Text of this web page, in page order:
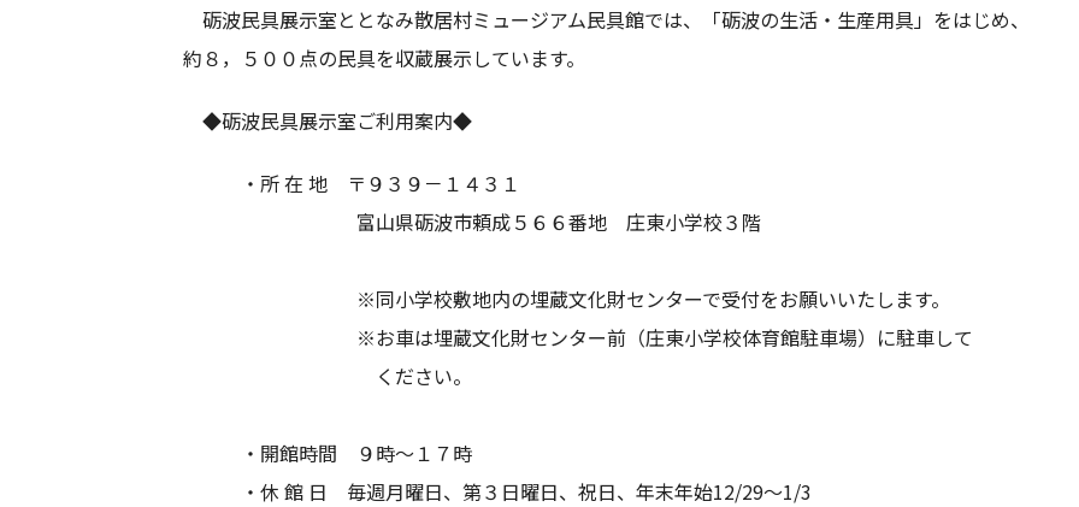
砺波民具展示室ととなみ散居村ミュージアム民具館では、「砺波の生活・生産用具」をはじめ、
約８，５００点の民具を収蔵展示しています。
◆砺波民具展示室ご利用案内◆
・所 在 地 〒９３９－１４３１
富山県砺波市頼成５６６番地 庄東小学校３階
※同小学校敷地内の埋蔵文化財センターで受付をお願いいたします。
※お車は埋蔵文化財センター前（庄東小学校体育館駐車場）に駐車して
ください。
・開館時間 ９時～１７時
・休 館 日 毎週月曜日、第３日曜日、祝日、年末年始12/29～1/3